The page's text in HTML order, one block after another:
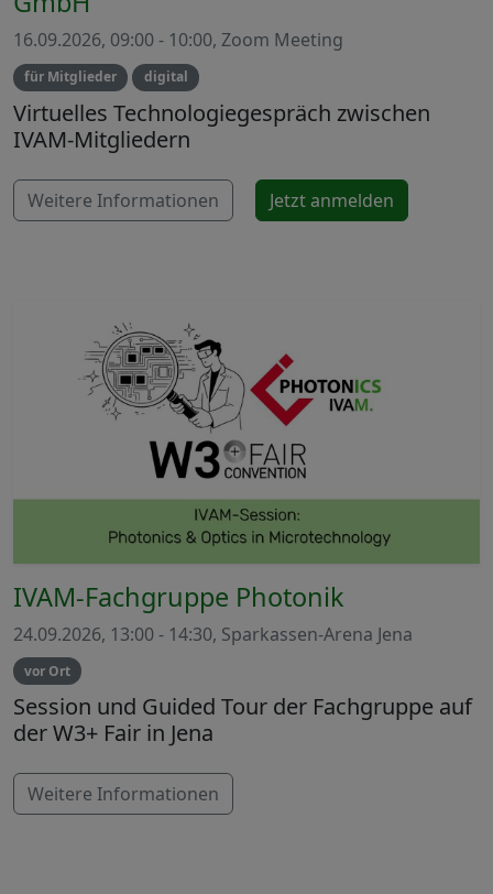
16.09.2026, 09:00 - 10:00, Zoom Meeting
für Mitglieder digital
Virtuelles Technologiegespräch zwischen
IVAM-Mitgliedern
Weitere Informationen Jetzt anmelden
IVAM-Fachgruppe Photonik
24.09.2026, 13:00 - 14:30, Sparkassen-Arena Jena
vor Ort
Session und Guided Tour der Fachgruppe auf
der W3+ Fair in Jena
Weitere Informationen